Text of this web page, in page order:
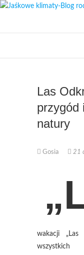
Skip
Las
przygód
natury
Gosia 21
wakacji